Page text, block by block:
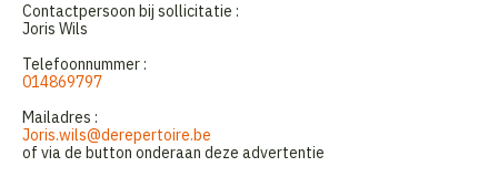
Contactpersoon bij sollicitatie :
Joris Wils
Telefoonnummer :
014869797
Mailadres :
Joris.wils@derepertoire.be
of via de button onderaan deze advertentie